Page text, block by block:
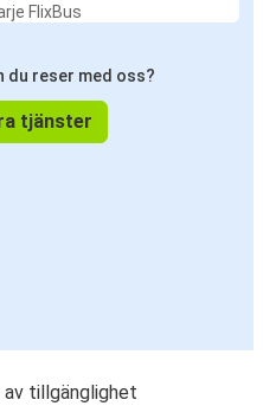
FlixBus
du reser med oss?
tjänster
av tillgänglighet